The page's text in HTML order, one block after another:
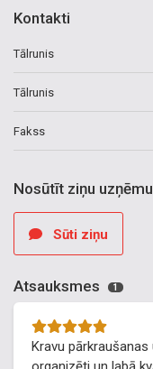
Kontakti
Tālrunis
Tālrunis
Fakss
Nosūtīt ziņu
Sūti ziņu
Atsauksmes 1
Kravu